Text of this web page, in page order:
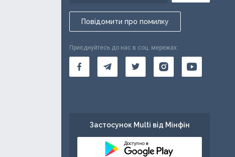
Повідомити про помилку
Приєднуйтесь до нас в соц. мережах:
Застосунок Multi від Мінфін
Доступно в